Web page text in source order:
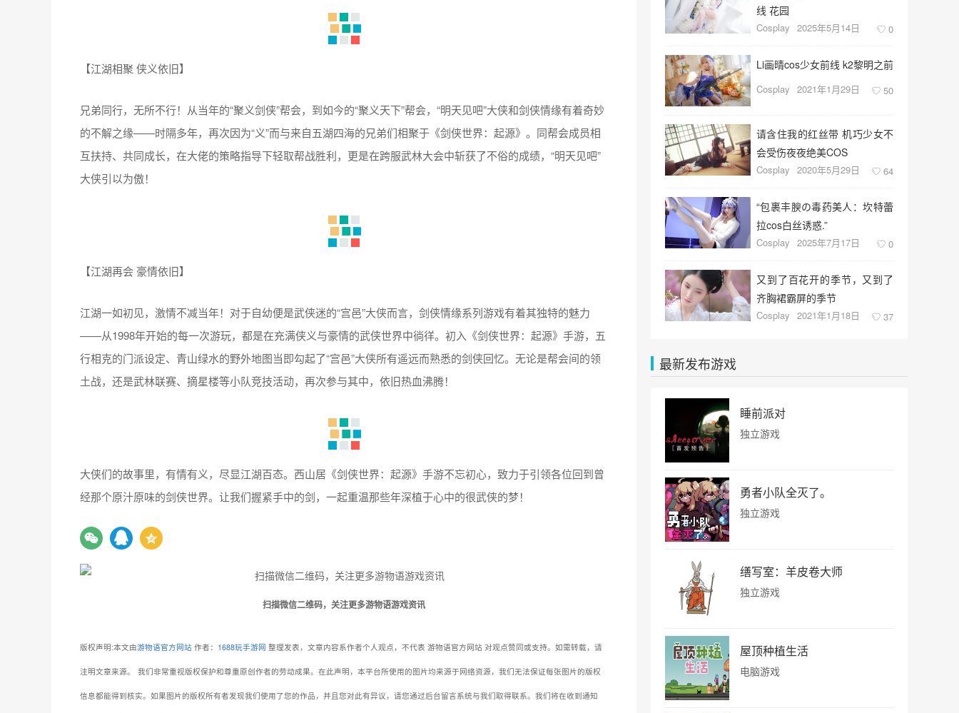
【江湖相聚 侠义依旧】
兄弟同行，无所不行！从当年的“聚义剑侠”帮会，到如今的“聚义天下”帮会，“明天见吧”大侠和剑侠情缘有着奇妙
的不解之缘——时隔多年，再次因为“义”而与来自五湖四海的兄弟们相聚于《剑侠世界：起源》。同帮会成员相
互扶持、共同成长，在大佬的策略指导下轻取帮战胜利，更是在跨服武林大会中斩获了不俗的成绩，“明天见吧”
大侠引以为傲！
【江湖再会 豪情依旧】
江湖一如初见，激情不减当年！对于自幼便是武侠迷的“宫邑”大侠而言，剑侠情缘系列游戏有着其独特的魅力
——从1998年开始的每一次游玩，都是在充满侠义与豪情的武侠世界中徜徉。初入《剑侠世界：起源》手游，五
行相克的门派设定、青山绿水的野外地图当即勾起了“宫邑”大侠所有遥远而熟悉的剑侠回忆。无论是帮会间的领
土战，还是武林联赛、摘星楼等小队竞技活动，再次参与其中，依旧热血沸腾！
大侠们的故事里，有情有义，尽显江湖百态。西山居《剑侠世界：起源》手游不忘初心，致力于引领各位回到曾
经那个原汁原味的剑侠世界。让我们握紧手中的剑，一起重温那些年深植于心中的很武侠的梦！
扫描微信二维码，关注更多游物语游戏资讯
版权声明:本文由游物语官方网站 作者： 1688玩手游网 整理发表，文章内容系作者个人观点，不代表 游物语官方网站 对观点赞同或支持。如需转载，请
注明文章来源。 我们非常重视版权保护和尊重原创作者的劳动成果。在此声明，本平台所使用的图片均来源于网络资源，我们无法保证每张图片的版权
信息都能得到核实。如果图片的版权所有者发现我们使用了您的作品，并且您对此有异议，请您通过后台留言系统与我们取得联系。我们将在收到通知
线 花园
Cosplay 2025年5月14日 0
Li画晴cos少女前线 k2黎明之前
Cosplay 2021年1月29日 50
请含住我的红丝带 机巧少女不
会受伤夜夜绝美COS
Cosplay 2020年5月29日 64
“包裹丰腴の毒药美人：坎特蕾
拉cos白丝诱惑.”
Cosplay 2025年7月17日 0
又到了百花开的季节，又到了
齐胸裙霸屏的季节
Cosplay 2021年1月18日 37
最新发布游戏
睡前派对
独立游戏
勇者小队全灭了。
独立游戏
缮写室：羊皮卷大师
独立游戏
屋顶种植生活
电脑游戏